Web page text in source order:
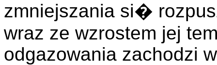
zmniejszania si�
wraz ze wzrostem jej
odgazowania zachodzi